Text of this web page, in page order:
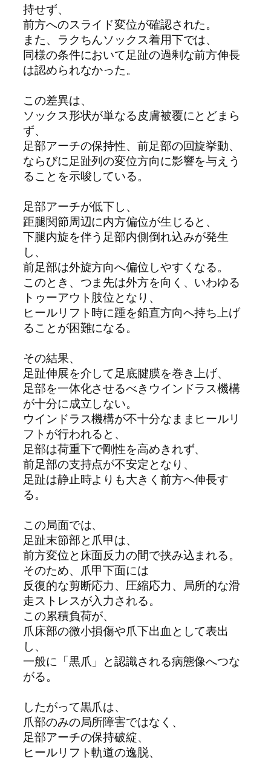
持せず、
前方へのスライド変位が確認された。
また、ラクちんソックス着用下では、
同様の条件において足趾の過剰な前方伸長
は認められなかった。
この差異は、
ソックス形状が単なる皮膚被覆にとどまら
ず、
足部アーチの保持性、前足部の回旋挙動、
ならびに足趾列の変位方向に影響を与えう
ることを示唆している。
足部アーチが低下し、
距腿関節周辺に内方偏位が生じると、
下腿内旋を伴う足部内側倒れ込みが発生
し、
前足部は外旋方向へ偏位しやすくなる。
このとき、つま先は外方を向く、いわゆる
トゥーアウト肢位となり、
ヒールリフト時に踵を鉛直方向へ持ち上げ
ることが困難になる。
その結果、
足趾伸展を介して足底腱膜を巻き上げ、
足部を一体化させるべきウインドラス機構
が十分に成立しない。
ウインドラス機構が不十分なままヒールリ
フトが行われると、
足部は荷重下で剛性を高めきれず、
前足部の支持点が不安定となり、
足趾は静止時よりも大きく前方へ伸長す
る。
この局面では、
足趾末節部と爪甲は、
前方変位と床面反力の間で挟み込まれる。
そのため、爪甲下面には
反復的な剪断応力、圧縮応力、局所的な滑
走ストレスが入力される。
この累積負荷が、
爪床部の微小損傷や爪下出血として表出
し、
一般に「黒爪」と認識される病態像へつな
がる。
したがって黒爪は、
爪部のみの局所障害ではなく、
足部アーチの保持破綻、
ヒールリフト軌道の逸脱、